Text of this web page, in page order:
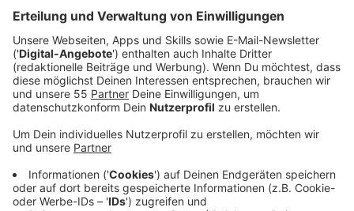
Anzeige
Nicht jeder Bereich im Garten muss perfekt gepflegt
sein. GeradeWildbienen und andere Insekten
profitieren von kleinen „wilden Ecken“, in denen Gräser
wachsen dürfen, verblühte Pflanzen stehen bleiben
oder sich Totholz und Laub sammeln. Dort finden viele
Arten wichtige Rückzugsorte, Nahrung und Nistplätze.
Anzeige